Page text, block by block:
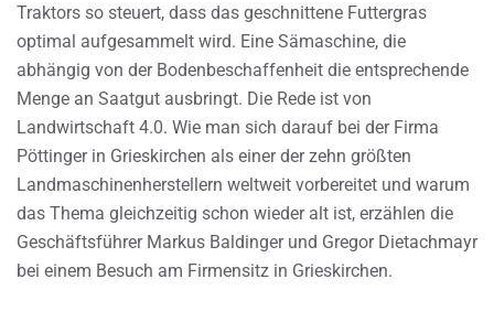
Traktors so steuert, dass das geschnittene Futtergras
optimal aufgesammelt wird. Eine Sämaschine, die
abhängig von der Bodenbeschaffenheit die entsprechende
Menge an Saatgut ausbringt. Die Rede ist von
Landwirtschaft 4.0. Wie man sich darauf bei der Firma
Pöttinger in Grieskirchen als einer der zehn größten
Landmaschinenherstellern weltweit vorbereitet und warum
das Thema gleichzeitig schon wieder alt ist, erzählen die
Geschäftsführer Markus Baldinger und Gregor Dietachmayr
bei einem Besuch am Firmensitz in Grieskirchen.